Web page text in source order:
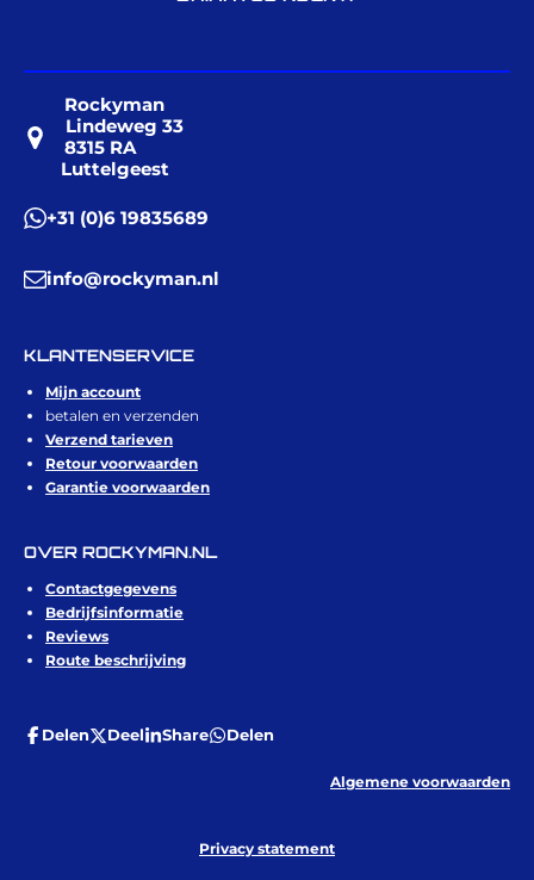
Rockyman
Lindeweg 33
8315 RA
Luttelgeest
+31 (0)6 19835689
info@rockyman.nl
KLANTENSERVICE
Mijn account
betalen en verzenden
Verzend tarieven
Retour voorwaarden
Garantie voorwaarden
OVER ROCKYMAN.NL
Contactgegevens
Bedrijfsinformatie
Reviews
Route beschrijving
Delen Deel Share Delen
Algemene voorwaarden
Privacy statement